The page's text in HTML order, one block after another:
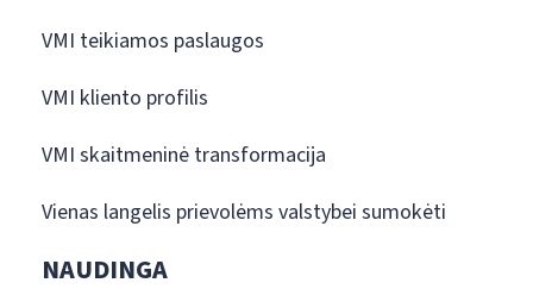
VMI teikiamos paslaugos
VMI kliento profilis
VMI skaitmeninė transformacija
Vienas langelis prievolėms valstybei sumokėti
NAUDINGA